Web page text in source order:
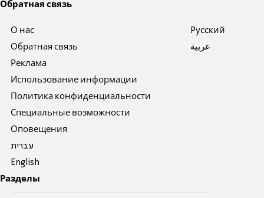
Обратная связь
О нас
Обратная связь
Реклама
Использование информации
Политика конфиденциальности
Специальные возможности
Оповещения
עברית
English
Pусский
عربية
Разделы